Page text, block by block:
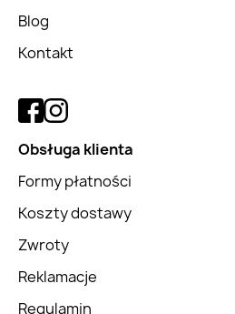
Blog
Kontakt
Obsługa klienta
Formy płatności
Koszty dostawy
Zwroty
Reklamacje
Regulamin